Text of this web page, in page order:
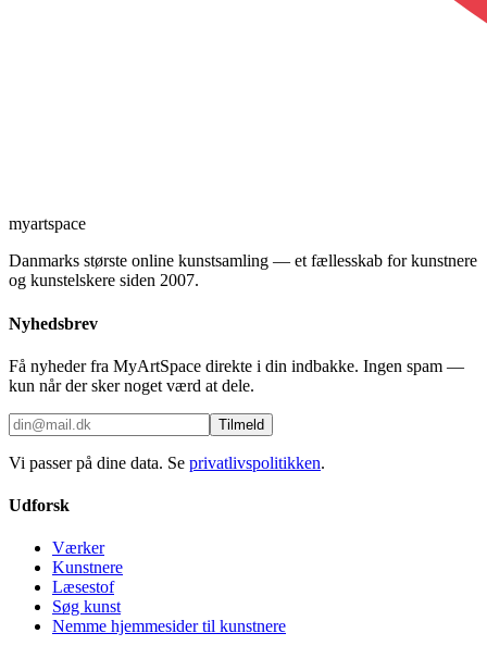
myartspace
Danmarks største online kunstsamling — et fællesskab for kunstnere
og kunstelskere siden 2007.
Nyhedsbrev
Få nyheder fra MyArtSpace direkte i din indbakke. Ingen spam —
kun når der sker noget værd at dele.
Tilmeld
Vi passer på dine data. Se privatlivspolitikken.
Udforsk
Værker
Kunstnere
Læsestof
Søg kunst
Nemme hjemmesider til kunstnere